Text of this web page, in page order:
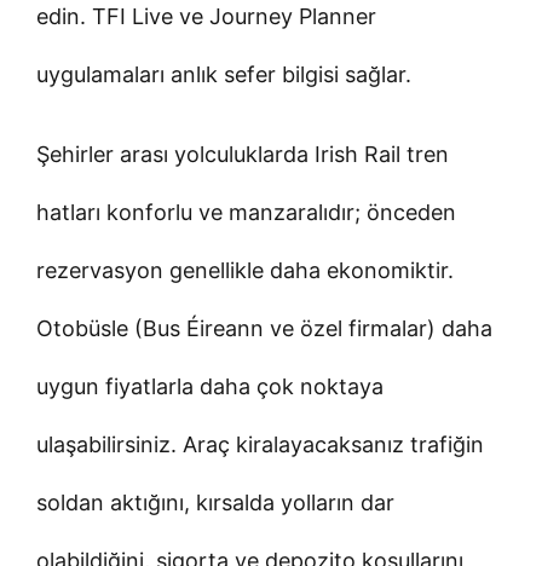
edin. TFI Live ve Journey Planner
uygulamaları anlık sefer bilgisi sağlar.
Şehirler arası yolculuklarda Irish Rail tren
hatları konforlu ve manzaralıdır; önceden
rezervasyon genellikle daha ekonomiktir.
Otobüsle (Bus Éireann ve özel firmalar) daha
uygun fiyatlarla daha çok noktaya
ulaşabilirsiniz. Araç kiralayacaksanız trafiğin
soldan aktığını, kırsalda yolların dar
olabildiğini, sigorta ve depozito koşullarını